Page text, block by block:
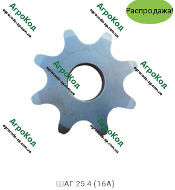
Распродажа!
ШАГ 25.4 (16А)
Первоначальная
цена
составляла
182.00 грн..
Текущая
цена:
177.00 грн..